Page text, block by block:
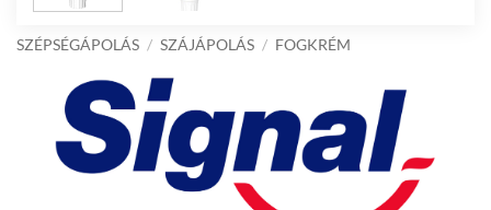
SZÉPSÉGÁPOLÁS / SZÁJÁPOLÁS / FOGKRÉM